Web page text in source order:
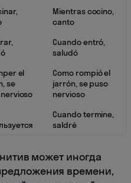
Mientras cocino,
canto
Cuando entró,
saludó
el
se
Como rompió el
jarrón, se puso
nervioso
Cuando termine,
saldré
может иногда
времени,